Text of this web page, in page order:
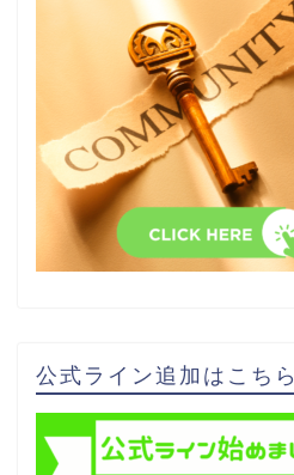
公式ライン追加はこちら